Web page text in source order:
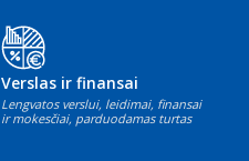
Verslas ir finansai
Lengvatos verslui, leidimai, finansai
ir mokesčiai, parduodamas turtas